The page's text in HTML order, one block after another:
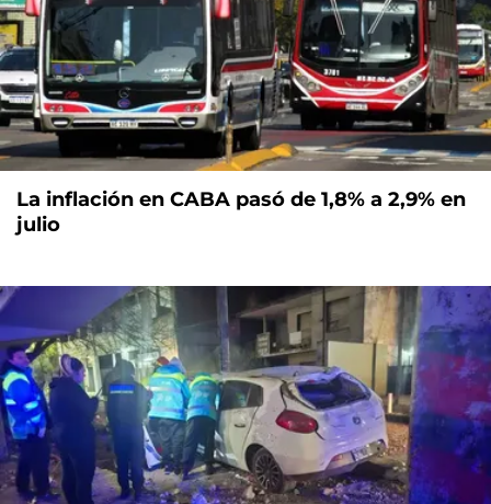
La inflación en CABA pasó de 1,8% a 2,9% en
julio